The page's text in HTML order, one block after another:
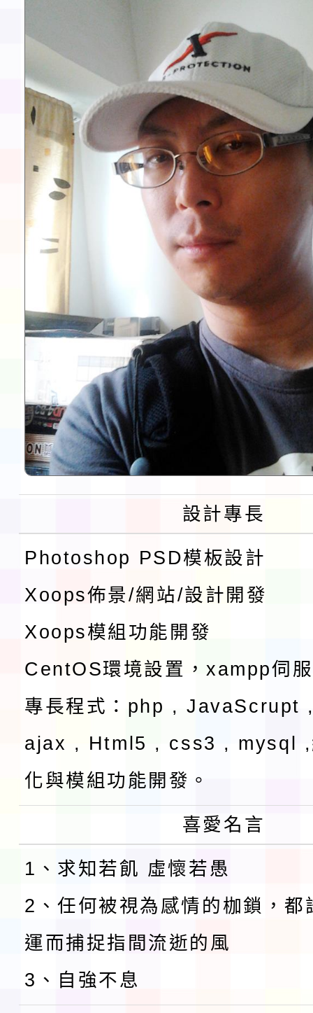
展演活動實施計畫」
請一案
設計專長
Photoshop PSD模板設計
Xoops佈景/網站/設計開發
Xoops模組功能開發
CentOS環境設置，xampp伺
專長程式：php , JavaScrupt
ajax , Html5 , css3 , mysql ,
化與模組功能開發。
喜愛名言
1、求知若飢 虛懷若愚
2、任何被視為感情的枷鎖，都
運而捕捉指間流逝的風
3、自強不息